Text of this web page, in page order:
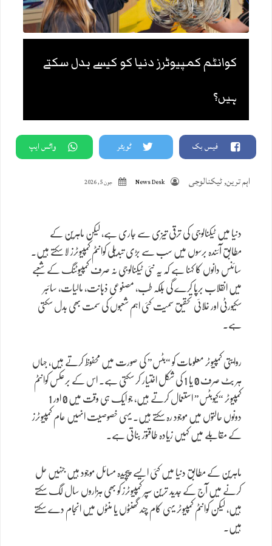
کوانٹم کمپیوٹرز دنیا کو کیسے بدل سکتے
ہیں؟
فیس بک ٹویٹر واٹس ایپ
اہم ترین,ٹیکنالوجی News Desk جون 5, 2026
دنیا میں ٹیکنالوجی کی ترقی تیزی سے جاری ہے، لیکن ماہرین کے
مطابق آئندہ برسوں میں سب سے بڑی تبدیلی کوانٹم کمپیوٹرز لا سکتے ہیں۔
سائنس دانوں کا کہنا ہے کہ یہ نئی ٹیکنالوجی نہ صرف کمپیوٹنگ کے شعبے
میں انقلاب برپا کرے گی بلکہ طب، مصنوعی ذہانت، مالیات، سائبر
سکیورٹی اور خلائی تحقیق سمیت کئی اہم شعبوں کی سمت بھی بدل سکتی
ہے۔
روایتی کمپیوٹر معلومات کو “بٹس” کی صورت میں محفوظ کرتے ہیں، جہاں
ہر بِٹ صرف 0 یا 1 کی شکل اختیار کر سکتی ہے۔ اس کے برعکس کوانٹم
کمپیوٹر “کیوبٹس” استعمال کرتے ہیں، جو ایک ہی وقت میں 0 اور 1
دونوں حالتوں میں موجود رہ سکتے ہیں۔ یہی خصوصیت انہیں عام کمپیوٹرز
کے مقابلے میں کہیں زیادہ طاقتور بناتی ہے۔
ماہرین کے مطابق دنیا میں کئی ایسے پیچیدہ مسائل موجود ہیں جنہیں حل
کرنے میں آج کے جدید ترین سپر کمپیوٹرز کو بھی ہزاروں سال لگ سکتے
ہیں، لیکن کوانٹم کمپیوٹر یہی کام چند گھنٹوں یا منٹوں میں انجام دے سکتے
ہیں۔